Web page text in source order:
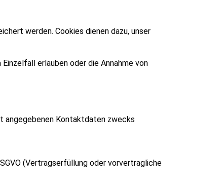
werden. Cookies dienen dazu, unser
erlauben oder die Annahme von
angegebenen Kontaktdaten zwecks
(Vertragserfüllung oder vorvertragliche